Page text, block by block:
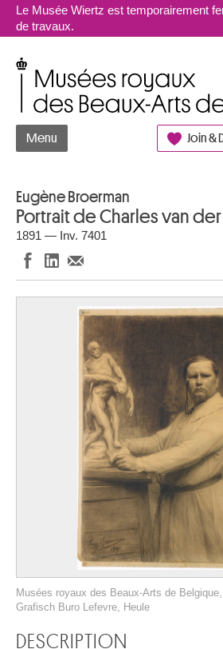
Aller au
Le Musée Wiertz est temporairement
de travaux.
Menu Join &
Eugène Broerman
Portrait de Charles van
1891 — Inv. 7401
Musées royaux des Beaux-Arts de
Grafisch Buro Lefevre, Heule
DESCRIPTION